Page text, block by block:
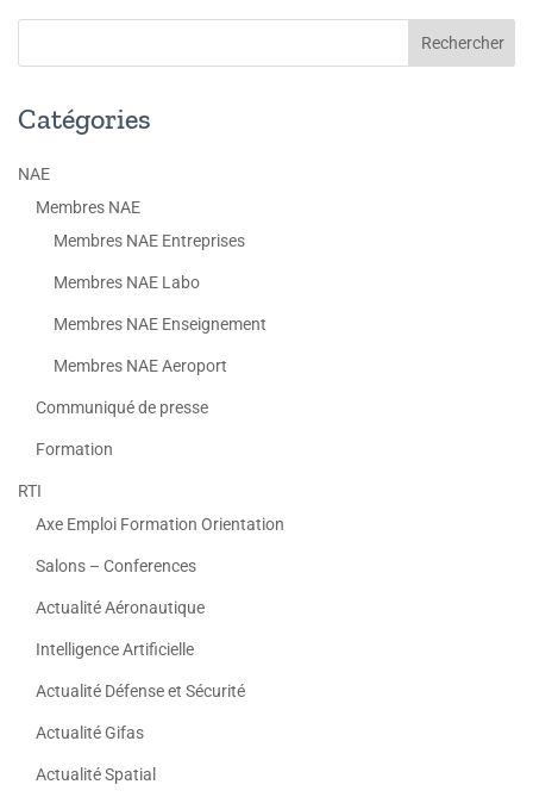
Catégories
NAE
Membres NAE
Membres NAE Entreprises
Membres NAE Labo
Membres NAE Enseignement
Membres NAE Aeroport
Communiqué de presse
Formation
RTI
Axe Emploi Formation Orientation
Salons – Conferences
Actualité Aéronautique
Intelligence Artificielle
Actualité Défense et Sécurité
Actualité Gifas
Actualité Spatial